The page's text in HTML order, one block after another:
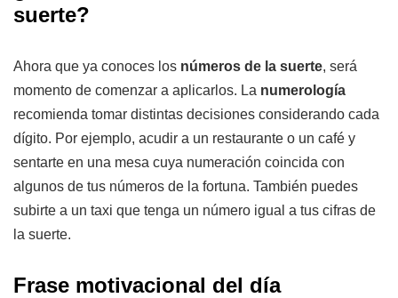
suerte?
Ahora que ya conoces los números de la suerte, será
momento de comenzar a aplicarlos. La numerología
recomienda tomar distintas decisiones considerando cada
dígito. Por ejemplo, acudir a un restaurante o un café y
sentarte en una mesa cuya numeración coincida con
algunos de tus números de la fortuna. También puedes
subirte a un taxi que tenga un número igual a tus cifras de
la suerte.
Frase motivacional del día